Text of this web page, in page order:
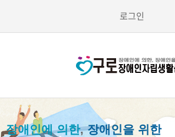
로그인
장애인에 의한,장애인을 위한